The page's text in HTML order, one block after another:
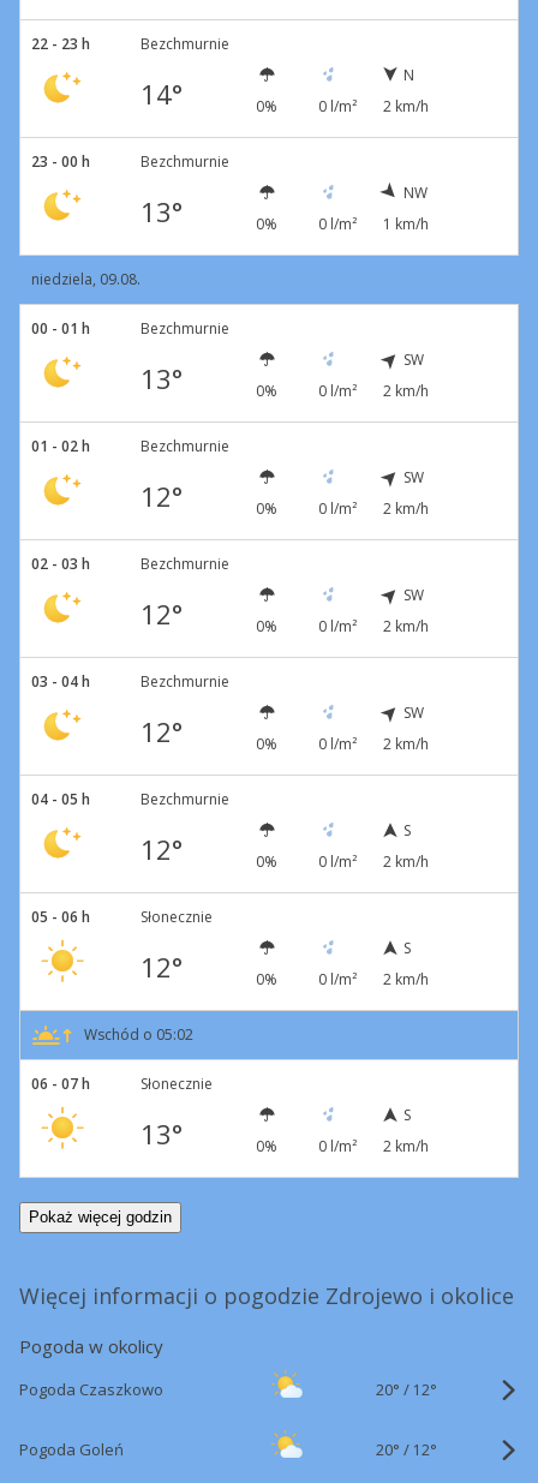
22 - 23 h Bezchmurnie
14° 0% 0 l/m²
N
2 km/h
23 - 00 h Bezchmurnie
13° 0% 0 l/m²
NW
1 km/h
niedziela, 09.08.
00 - 01 h Bezchmurnie
13° 0% 0 l/m²
SW
2 km/h
01 - 02 h Bezchmurnie
12° 0% 0 l/m²
SW
2 km/h
02 - 03 h Bezchmurnie
12° 0% 0 l/m²
SW
2 km/h
03 - 04 h Bezchmurnie
12° 0% 0 l/m²
SW
2 km/h
04 - 05 h Bezchmurnie
12° 0% 0 l/m²
S
2 km/h
05 - 06 h Słonecznie
12° 0% 0 l/m²
S
2 km/h
Wschód o 05:02
06 - 07 h Słonecznie
13° 0% 0 l/m²
S
2 km/h
Pokaż więcej godzin
Więcej informacji o pogodzie Zdrojewo i okolice
Pogoda w okolicy
Pogoda Czaszkowo 20° / 12°
Pogoda Goleń 20° / 12°